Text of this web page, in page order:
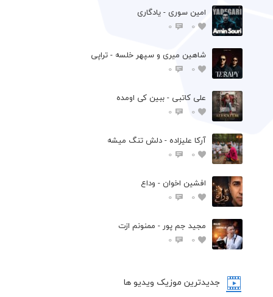
امین سوری - یادگاری
0
0
شاهین میری و سپهر خلسه - تراپی
0
0
علی کاتبی - ببین کی اومده
0
0
آرکا علیزاده - دلش تنگ میشه
0
0
افشين اخوان - وداع
0
0
مجید جم پور - ممنونم ازت
0
0
جدیدترین موزیک ویدیو ها